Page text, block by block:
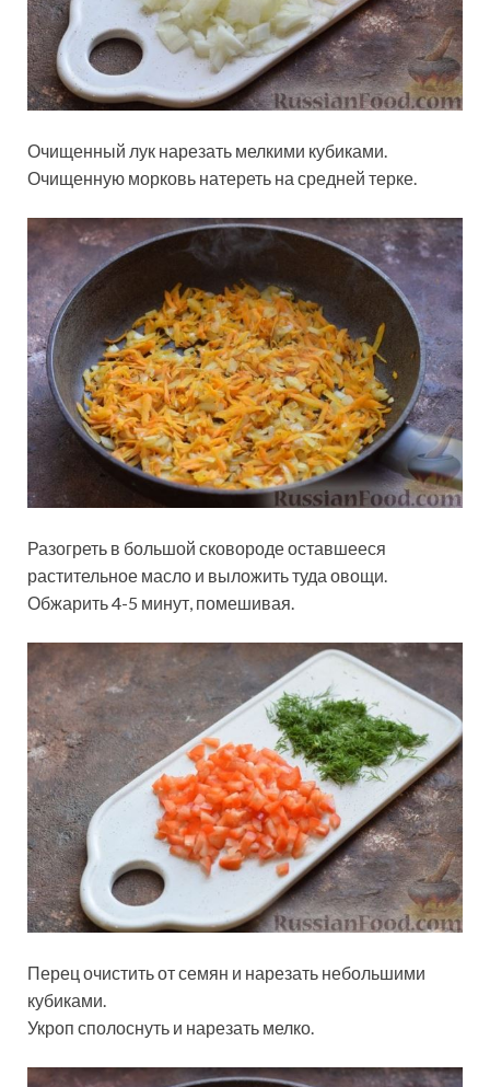
Очищенный лук нарезать мелкими кубиками.
Очищенную морковь натереть на средней терке.
Разогреть в большой сковороде оставшееся
растительное масло и выложить туда овощи.
Обжарить 4-5 минут, помешивая.
Перец очистить от семян и нарезать небольшими
кубиками.
Укроп сполоснуть и нарезать мелко.